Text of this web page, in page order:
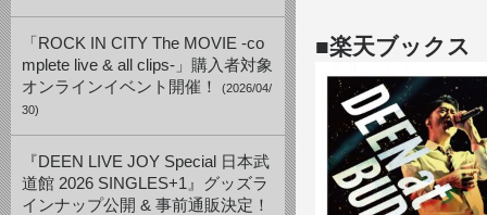
「ROCK IN CITY The MOVIE -co
mplete live & all clips-」購入者対象
オンラインイベント開催！
(2026/04/
30)
『DEEN LIVE JOY Special 日本武
道館 2026 SINGLES+1』グッズラ
インナップ公開 & 事前通販決定！
■楽天ブック